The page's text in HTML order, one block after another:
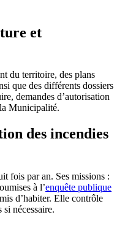
et
du territoire, des plans
que des différents dossiers
demandes d’autorisation
Municipalité.
des incendies
fois par an. Ses missions :
à l’enquête publique
d’habiter. Elle contrôle
nécessaire.